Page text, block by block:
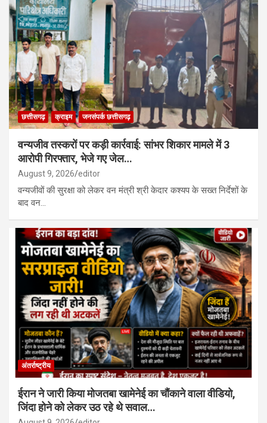
छत्तीसगढ़ क्राइम जनसंपर्क छत्तीसगढ़
वन्यजीव तस्करों पर कड़ी कार्रवाई: सांभर शिकार मामले में 3
आरोपी गिरफ्तार, भेजे गए जेल…
August 9, 2026 editor
वन्यजीवों की सुरक्षा को लेकर वन मंत्री श्री केदार कश्यप के सख्त निर्देशों के
बाद वन…
अंतर्राष्ट्रीय
ईरान ने जारी किया मोजतबा खामेनेई का चौंकाने वाला वीडियो,
जिंदा होने को लेकर उठ रहे थे सवाल…